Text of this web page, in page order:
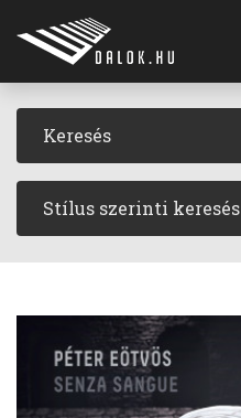
Stílus szerinti keresés